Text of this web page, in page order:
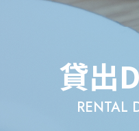
貸出
RENTAL